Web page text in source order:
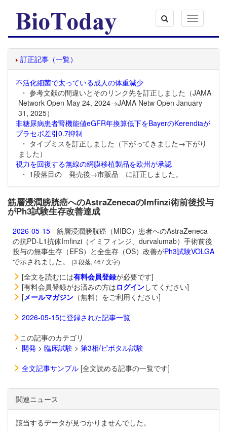
Toggle
navigation
訂正記事（一覧）
不活化細菌で太っている成人の体重減少
・ 参考文献の間違いとそのリンク先を訂正しました（JAMA
Network Open May 24, 2024→JAMA Netw Open January
31, 2025）
非糖尿病患者腎機能値eGFR年換算低下をBayerのKerendiaが
プラセボ差引0.7抑制
・ タイプミスを訂正しました（下がってきました→下がり
ました）
視力を回復する無線の網膜移植製品を欧州が承認
・ 1段落目の 発売後→市販品 に訂正しました。
筋層浸潤膀胱癌へのAstraZenecaのImfinzi術前後投与
がPh3試験生存改善達成
2026-05-15 - 筋層浸潤膀胱癌（MIBC）患者へのAstraZeneca
の抗PD-L1抗体Imfinzi（イミフィンジ、durvalumab）手術前後
投与の無事生存（EFS）と全生存（OS）改善がPh3試験VOLGA
で示されました。
(3 段落, 467 文字)
[全文を読むには有料会員登録が必要です]
[有料会員登録がお済みの方はログインしてください]
[メールマガジン （無料）をご利用ください]
2026-05-15に登録された記事一覧
この記事のカテゴリ
・ 開発 > 臨床試験 > 第3相/ピボタル試験
全文記事サンプル [全文読める記事の一覧です]
関連ニュース
該当するデータが見つかりませんでした。